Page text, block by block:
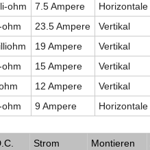
ohm 7.5 Ampere Horizontale
23.5 Ampere Vertikal
19 Ampere Vertikal
ohm 15 Ampere Vertikal
12 Ampere Vertikal
9 Ampere Horizontale
Strom
Montieren